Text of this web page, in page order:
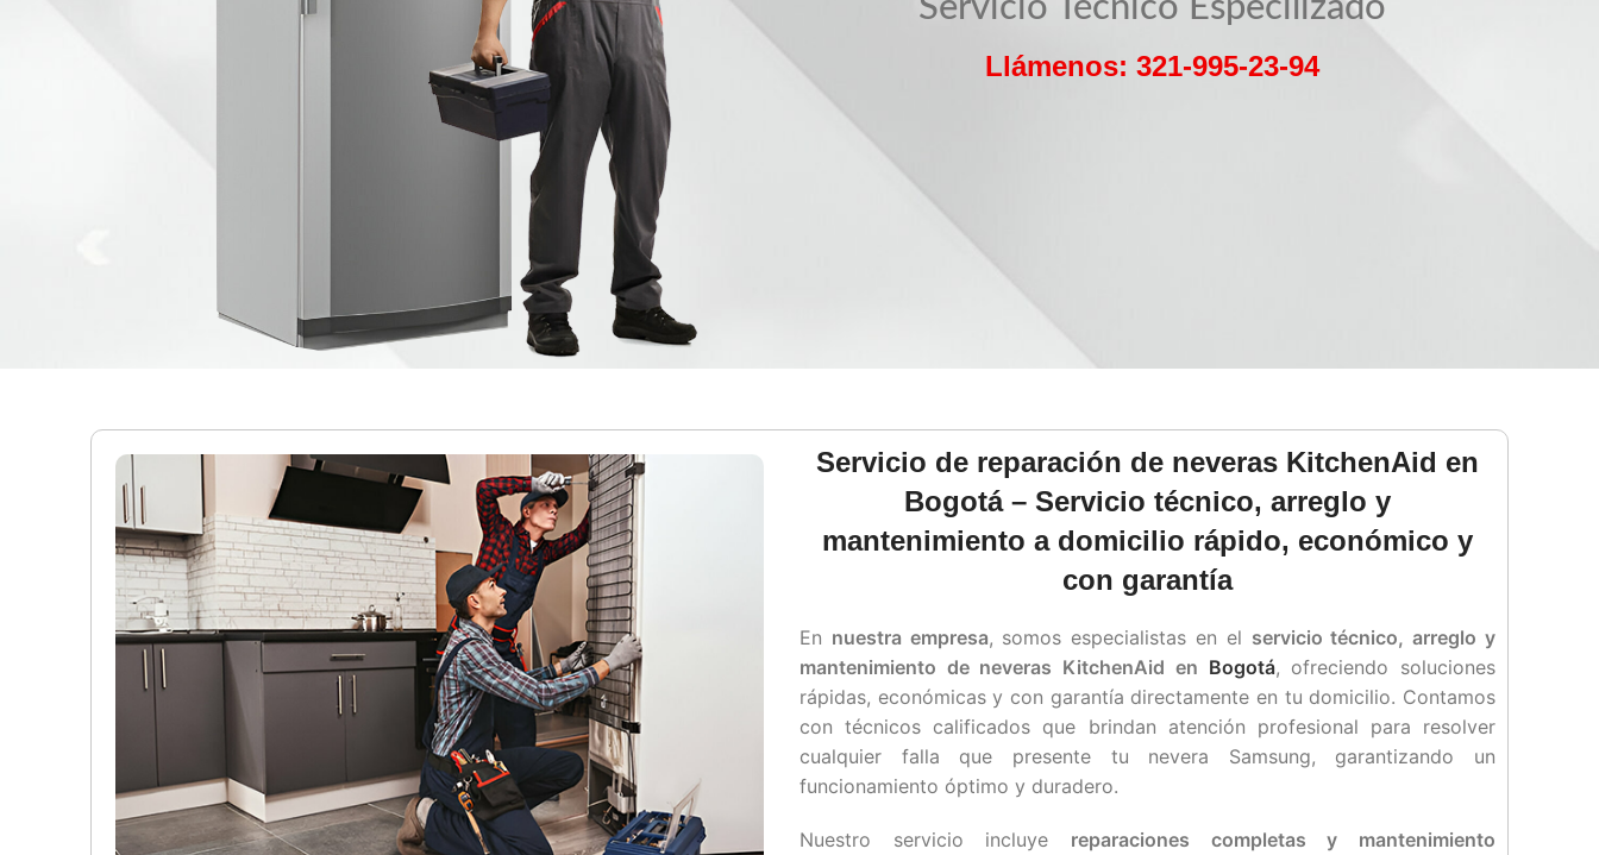
Servicio Técnico Especilizado
Llámenos: 321-995-23-94
Servicio de reparación de neveras KitchenAid en
Bogotá – Servicio técnico, arreglo y
mantenimiento a domicilio rápido, económico y
con garantía
En nuestra empresa, somos especialistas en el servicio técnico, arreglo y
mantenimiento de neveras KitchenAid en Bogotá, ofreciendo soluciones
rápidas, económicas y con garantía directamente en tu domicilio. Contamos
con técnicos calificados que brindan atención profesional para resolver
cualquier falla que presente tu nevera Samsung, garantizando un
funcionamiento óptimo y duradero.
Nuestro servicio incluye reparaciones completas y mantenimiento